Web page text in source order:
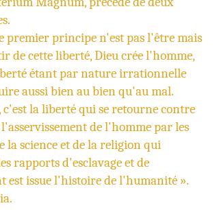
premier principe n'est pas l'êtremais
de cette liberté, Dieu crée l'homme,
étant par nature irrationnelle
aussi bien au bien qu'aumal.
c'est la liberté qui se retourne contre
de l'homme par les
la science et de la religion qui
rapports d'esclavage et de
est issue l'histoire de l'humanité ».